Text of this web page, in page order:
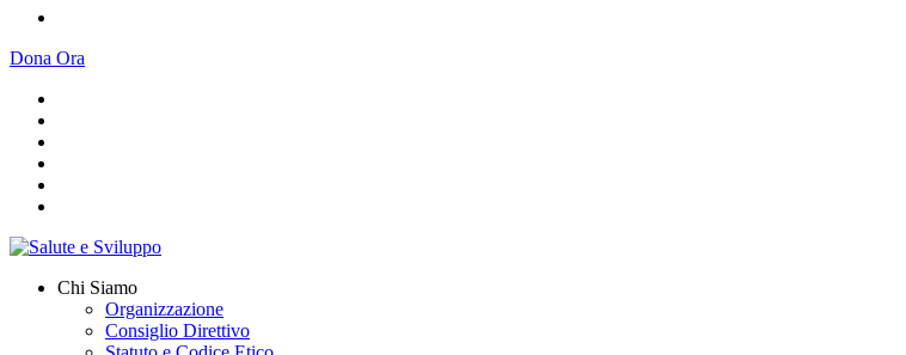
Dona Ora
Chi Siamo
Organizzazione
Consiglio Direttivo